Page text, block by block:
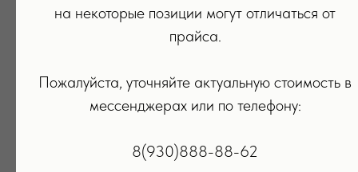
Стилус Apple Pencil USB-C White
ПОДРОБНЕЕ
Кабель Type-C to Type-C
2 290 р.
на некоторые позиции могут отличаться от
прайса.
Пожалуйста, уточняйте актуальную стоимость в
мессенджерах или по телефону:
8(930)888-88-62